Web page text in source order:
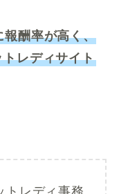
報酬率が高く、
レディサイト
トレディ事務